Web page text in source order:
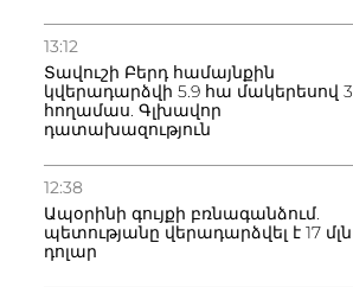
13:12
Տավուշի Բերդ համայնքին
կվերադարձվի 5.9 հա մակերեսով 3
հողամաս. Գլխավոր
դատախազություն
12:38
Ապօրինի գույքի բռնագանձում.
պետությանը վերադարձվել է 17 մլն
դոլար